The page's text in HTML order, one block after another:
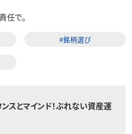
任で。
#銘柄選び
スとマインド！ぶれない資産運